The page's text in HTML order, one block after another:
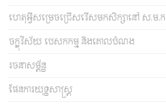
ហេតុអ្វីសម្រេចជ្រើសរើសមកសិក្សានៅ ស.ម.ក
ចក្ខុវិស័យ បេសកកម្ម និងគោលបំណង
រចនាសម្ព័ន្ធ
ផែនការយុទ្ធសាស្រ្ត